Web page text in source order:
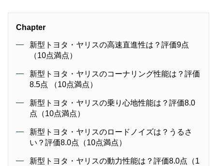
Chapter
新型トヨタ・ヤリスの高速直進性は？評価9点
（10点満点）
新型トヨタ・ヤリスのコーナリング性能は？評価
8.5点 （10点満点）
新型トヨタ・ヤリスの乗り心地性能は？評価8.0
点（10点満点）
新型トヨタ・ヤリスのロードノイズは？うるさ
い？評価8.0点（10点満点）
新型トヨタ・ヤリスの動力性能は？評価8.0点（1